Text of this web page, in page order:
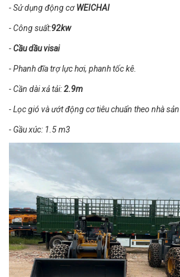
- Sử dụng động cơWEICHAI
- Công suất:92kw
-Cầu dầu visai
- Phanh đĩa trợ lực hơi, phanh tốc kê.
- Cần dài xả tải:2.9m
- Lọc gió và ướt động cơ tiêu chuẩn theo nhà sản
- Gầu xúc: 1.5 m3